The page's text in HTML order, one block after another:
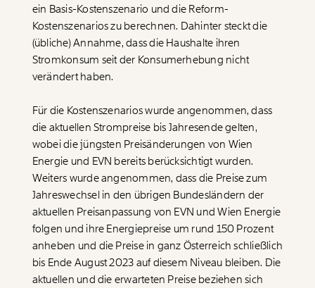
ein Basis-Kostenszenario und die Reform-
Kostenszenarios zu berechnen. Dahinter steckt die
(übliche) Annahme, dass die Haushalte ihren
Stromkonsum seit der Konsumerhebung nicht
verändert haben.
Für die Kostenszenarios wurde angenommen, dass
die aktuellen Strompreise bis Jahresende gelten,
wobei die jüngsten Preisänderungen von Wien
Energie und EVN bereits berücksichtigt wurden.
Weiters wurde angenommen, dass die Preise zum
Jahreswechsel in den übrigen Bundesländern der
aktuellen Preisanpassung von EVN und Wien Energie
folgen und ihre Energiepreise um rund 150 Prozent
anheben und die Preise in ganz Österreich schließlich
bis Ende August 2023 auf diesem Niveau bleiben. Die
aktuellen und die erwarteten Preise beziehen sich